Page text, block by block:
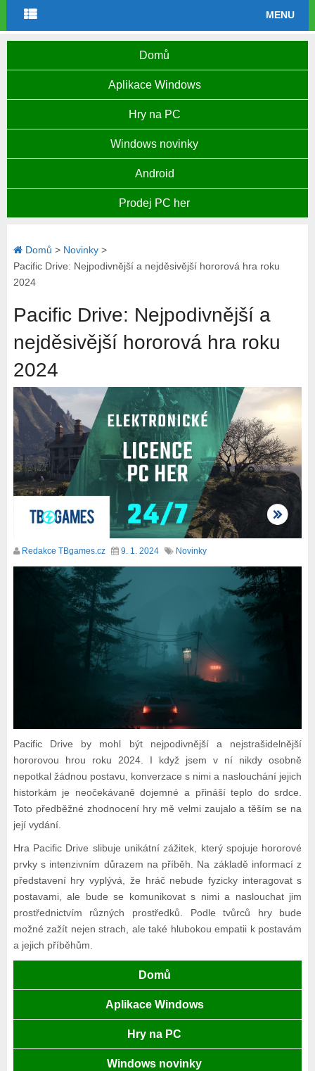
MENU
Domů
Aplikace Windows
Hry na PC
Windows novinky
Android
Prodej PC her
Domů > Novinky>
Pacific Drive: Nejpodivnější a nejděsivější hororová hra roku
2024
Pacific Drive: Nejpodivnější a
nejděsivější hororová hra roku
2024
Redakce TBgames.cz 9. 1. 2024 Novinky
Pacific Drive by mohl být nejpodivnější a nejstrašidelnější
hororovou hrou roku 2024. I když jsem v ní nikdy osobně
nepotkal žádnou postavu, konverzace s nimi a naslouchání jejich
historkám je neočekávaně dojemné a přináší teplo do srdce.
Toto předběžné zhodnocení hry mě velmi zaujalo a těším se na
její vydání.
Hra Pacific Drive slibuje unikátní zážitek, který spojuje hororové
prvky s intenzivním důrazem na příběh. Na základě informací z
představení hry vyplývá, že hráč nebude fyzicky interagovat s
postavami, ale bude se komunikovat s nimi a naslouchat jim
prostřednictvím různých prostředků. Podle tvůrců hry bude
možné zažít nejen strach, ale také hlubokou empatii k postavám
a jejich příběhům.
Domů
Aplikace Windows
Hry na PC
Windows novinky